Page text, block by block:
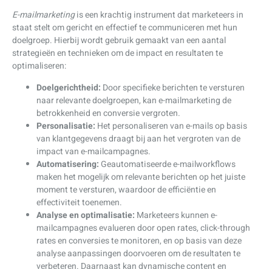
E-mailmarketingis een krachtig instrument dat marketeers in
staat stelt om gericht en effectief te communiceren met hun
doelgroep. Hierbij wordt gebruik gemaakt van een aantal
strategieën en technieken om de impact en resultaten te
optimaliseren:
Doelgerichtheid: Door specifieke berichten te versturen
naar relevante doelgroepen, kan e-mailmarketing de
betrokkenheid en conversie vergroten.
Personalisatie: Het personaliseren van e-mails op basis
van klantgegevens draagt bij aan het vergroten van de
impact van e-mailcampagnes.
Automatisering: Geautomatiseerde e-mailworkflows
maken het mogelijk om relevante berichten op het juiste
moment te versturen, waardoor de efficiëntie en
effectiviteit toenemen.
Analyse en optimalisatie: Marketeers kunnen e-
mailcampagnes evalueren door open rates, click-through
rates en conversies te monitoren, en op basis van deze
analyse aanpassingen doorvoeren om de resultaten te
verbeteren. Daarnaast kan dynamische content en